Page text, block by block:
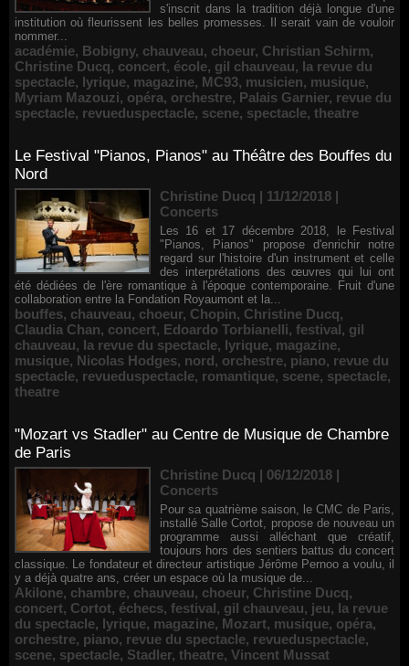
s'inscrit dans la tradition déjà longue d'une
institution où fleurissent les belles promesses. Il serait vain de vouloir
nommer...
académie, Bobigny, chauveau, choeur, Christian Schirm,
Christine Ducq, concert, école, gil chauveau, la revue du
spectacle, lyrique, magazine, MC93, musicien, musique,
Myriam Mazouzi, opéra, orchestre, Palais Garnier, revue du
spectacle, revueduspectacle, scene, spectacle, theatre
Le Festival "Pianos, Pianos" au Théâtre des Bouffes du
Nord
Christine Ducq | 11/12/2018 |
Concerts
Les 16 et 17 décembre 2018, le Festival
"Pianos, Pianos" propose d'enrichir notre
regard sur l'histoire d'un instrument et celle
des interprétations des œuvres qui lui ont
été dédiées de l'ère romantique à l'époque contemporaine. Fruit d'une
collaboration entre la Fondation Royaumont et la...
bouffes, chauveau, choeur, Chopin, Christine Ducq,
Claudia Chan, concert, Edoardo Torbianelli, festival, gil
chauveau, la revue du spectacle, lyrique, magazine,
musique, Nicolas Hodges, nord, orchestre, piano, revue du
spectacle, revueduspectacle, romantique, scene, spectacle,
theatre
"Mozart vs Stadler" au Centre de Musique de Chambre
de Paris
Christine Ducq | 06/12/2018 |
Concerts
Pour sa quatrième saison, le CMC de Paris,
installé Salle Cortot, propose de nouveau un
programme aussi alléchant que créatif,
toujours hors des sentiers battus du concert
classique. Le fondateur et directeur artistique Jérôme Pernoo a voulu, il
y a déjà quatre ans, créer un espace où la musique de...
Akilone, chambre, chauveau, choeur, Christine Ducq,
concert, Cortot, échecs, festival, gil chauveau, jeu, la revue
du spectacle, lyrique, magazine, Mozart, musique, opéra,
orchestre, piano, revue du spectacle, revueduspectacle,
scene, spectacle, Stadler, theatre, Vincent Mussat